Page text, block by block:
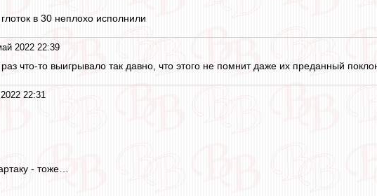
в 30 неплохо исполнили
2022 22:39
что-то выигрывало так давно, что этого не помнит даже их преданный
22:31
- тоже…